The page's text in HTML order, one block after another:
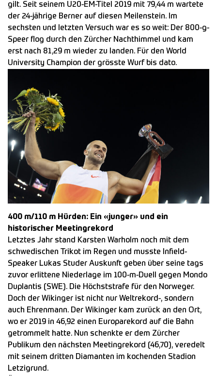
gilt. Seit seinem U20-EM-Titel 2019 mit 79,44 m wartete
der 24-jährige Berner auf diesen Meilenstein. Im
sechsten und letzten Versuch war es so weit: Der 800-g-
Speer flog durch den Zürcher Nachthimmel und kam
erst nach 81,29 m wieder zu landen. Für den World
University Champion der grösste Wurf bis dato.
400 m/110 m Hürden: Ein «junger» und ein
historischer Meetingrekord
Letztes Jahr stand Karsten Warholm noch mit dem
schwedischen Trikot im Regen und musste Infield-
Speaker Lukas Studer Auskunft geben über seine tags
zuvor erlittene Niederlage im 100-m-Duell gegen Mondo
Duplantis (SWE). Die Höchststrafe für den Norweger.
Doch der Wikinger ist nicht nur Weltrekord-, sondern
auch Ehrenmann. Der Wikinger kam zurück an den Ort,
wo er 2019 in 46,92 einen Europarekord auf die Bahn
getrommelt hatte. Nun schenkte er dem Zürcher
Publikum den nächsten Meetingrekord (46,70), veredelt
mit seinem dritten Diamanten im kochenden Stadion
Letzigrund.